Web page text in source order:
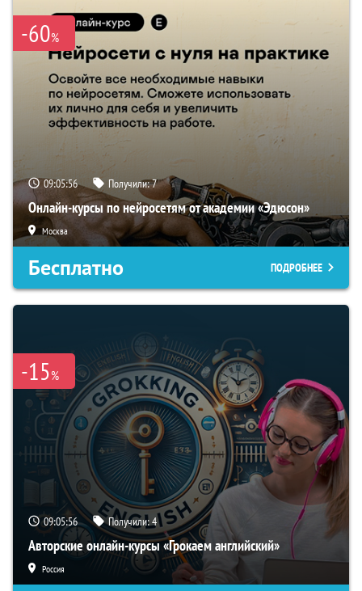
-60%
09:05:55 Получили:7
Онлайн-курсы по нейросетям от академии «Эдюсон»
Москва
Бесплатно ПОДРОБНЕЕ
-15%
09:05:55 Получили:4
Авторские онлайн-курсы «Грокаем английский»
Россия